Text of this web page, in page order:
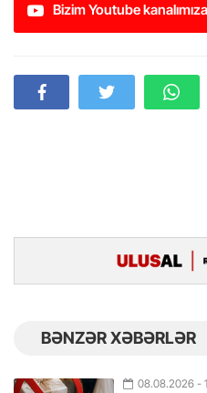
Bizim Youtube
BƏNZƏR XƏBƏRLƏR
08.08.2026 -